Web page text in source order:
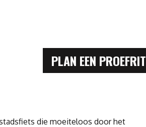
PLAN EEN PROEFRIT
die moeiteloos door het